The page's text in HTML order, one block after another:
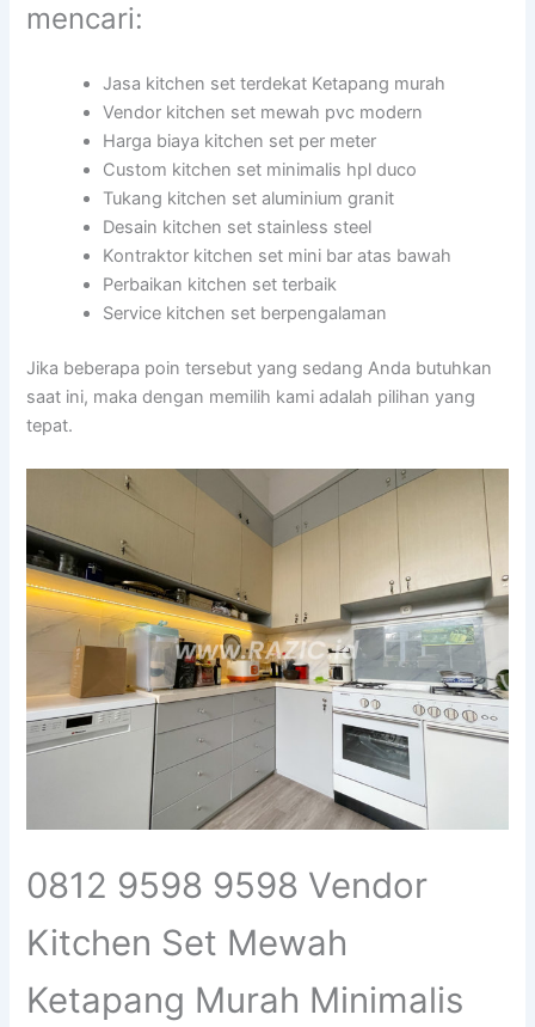
mencari:
Jasa kitchen set terdekat Ketapang murah
Vendor kitchen set mewah pvc modern
Harga biaya kitchen set per meter
Custom kitchen set minimalis hpl duco
Tukang kitchen set aluminium granit
Desain kitchen set stainless steel
Kontraktor kitchen set mini bar atas bawah
Perbaikan kitchen set terbaik
Service kitchen set berpengalaman
Jika beberapa poin tersebut yang sedang Anda butuhkan
saat ini, maka dengan memilih kami adalah pilihan yang
tepat.
0812 9598 9598 Vendor
Kitchen Set Mewah
Ketapang Murah Minimalis